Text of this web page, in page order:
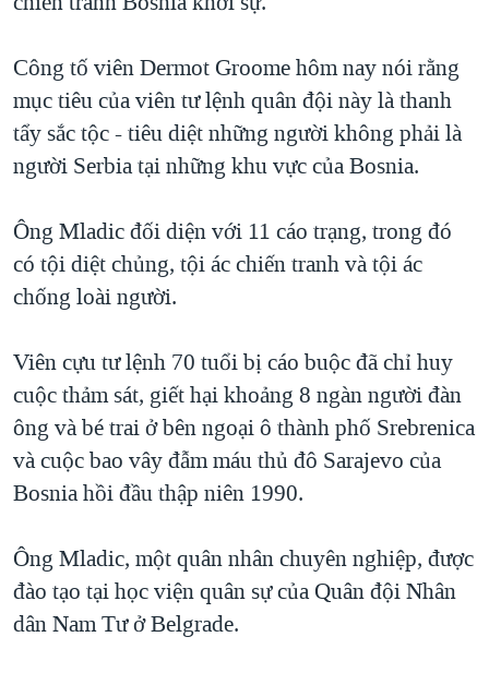
Công tố viên Dermot Groome hôm nay nói rằng
mục tiêu của viên tư lệnh quân đội này là thanh
tẩy sắc tộc - tiêu diệt những người không phải là
người Serbia tại những khu vực của Bosnia.
Ông Mladic đối diện với 11 cáo trạng, trong đó
có tội diệt chủng, tội ác chiến tranh và tội ác
chống loài người.
Viên cựu tư lệnh 70 tuổi bị cáo buộc đã chỉ huy
cuộc thảm sát, giết hại khoảng 8 ngàn người đàn
ông và bé trai ở bên ngoại ô thành phố Srebrenica
và cuộc bao vây đẫm máu thủ đô Sarajevo của
Bosnia hồi đầu thập niên 1990.
Ông Mladic, một quân nhân chuyên nghiệp, được
đào tạo tại học viện quân sự của Quân đội Nhân
dân Nam Tư ở Belgrade.